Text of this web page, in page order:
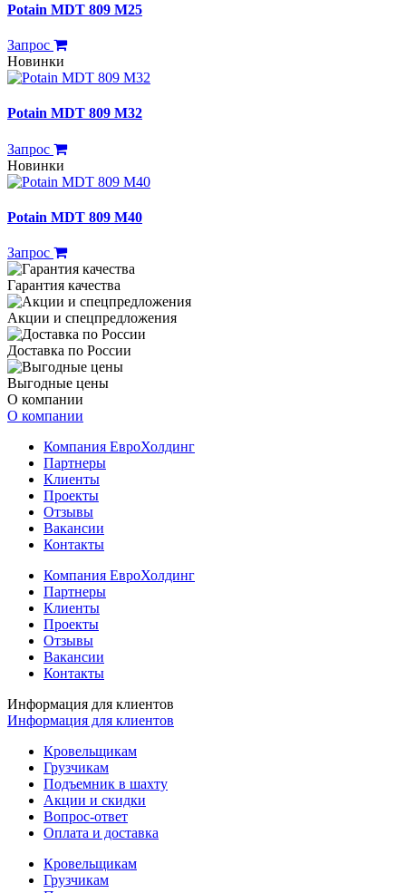
Potain MDT 809 M25
Запрос
Новинки
Potain MDT 809 M32
Запрос
Новинки
Potain MDT 809 M40
Запрос
Гарантия качества
Акции и спецпредложения
Доставка по России
Выгодные цены
О компании
О компании
Компания ЕвроХолдинг
Партнеры
Клиенты
Проекты
Отзывы
Вакансии
Контакты
Компания ЕвроХолдинг
Партнеры
Клиенты
Проекты
Отзывы
Вакансии
Контакты
Информация для клиентов
Информация для клиентов
Кровельщикам
Грузчикам
Подъемник в шахту
Акции и скидки
Вопрос-ответ
Оплата и доставка
Кровельщикам
Грузчикам